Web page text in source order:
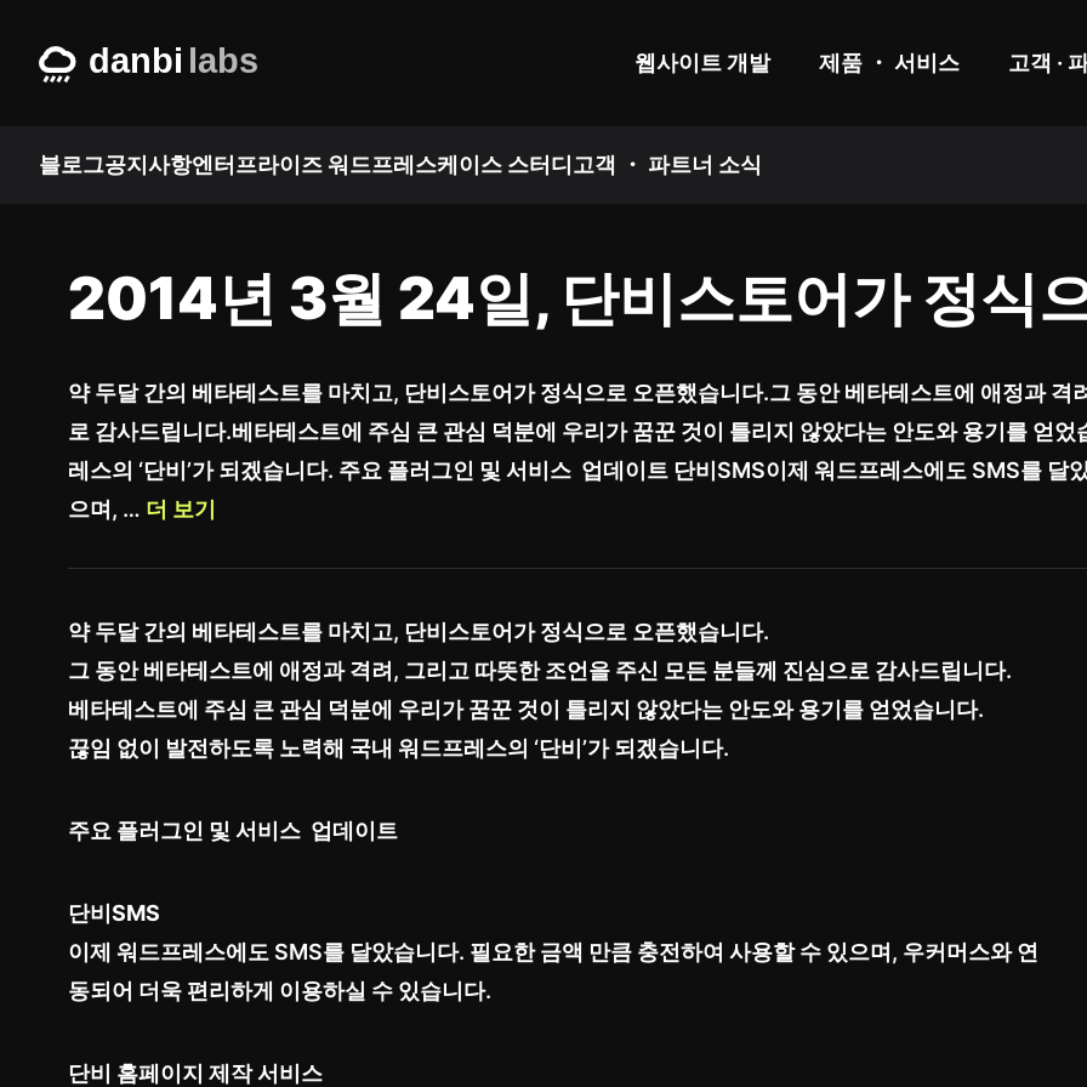
웹사이트 개발 제품 ・ 서비스 고객 ·
블로그공지사항엔터프라이즈 워드프레스케이스 스터디 고객 ・ 파트너 소식
2014년 3월 24일, 단비스토어가 정식
약 두달 간의 베타테스트를 마치고, 단비스토어가 정식으로 오픈했습니다.그 동안 베타테스트에 애정과
로 감사드립니다.베타테스트에 주심 큰 관심 덕분에 우리가 꿈꾼 것이 틀리지 않았다는 안도와 용기를 얻
레스의 ‘단비’가 되겠습니다. 주요 플러그인 및 서비스 업데이트 단비SMS이제 워드프레스에도 SMS를 달
으며, … 더 보기
약 두달 간의 베타테스트를 마치고, 단비스토어가 정식으로 오픈했습니다.
그 동안 베타테스트에 애정과 격려, 그리고 따뜻한 조언을 주신 모든 분들께 진심으로 감사드립니다.
베타테스트에 주심 큰 관심 덕분에 우리가 꿈꾼 것이 틀리지 않았다는 안도와 용기를 얻었습니다.
끊임 없이 발전하도록 노력해 국내 워드프레스의 ‘단비’가 되겠습니다.
주요 플러그인 및 서비스 업데이트
단비SMS
이제 워드프레스에도 SMS를 달았습니다. 필요한 금액 만큼 충전하여 사용할 수 있으며, 우커머스와 연
동되어 더욱 편리하게 이용하실 수 있습니다.
단비 홈페이지 제작 서비스